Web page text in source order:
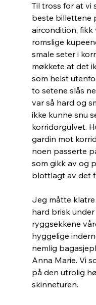
Til tross for at vi
beste billettene
aircondition, fikk
romslige
smale seter i
møkkete at det
som helst
to setene slås
var så hard og
ikke kunne snu
korridorgulvet.
gardin mot
noen passerte
som gikk av og
blottlagt av det
Jeg måtte
hard brisk
ryggsekkene
hyggelige
nemlig
Anna Marie. Vi
på den utrolig
skinneturen.